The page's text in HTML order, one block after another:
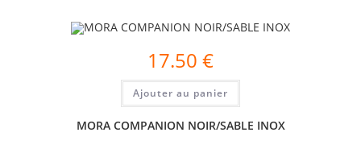
17.50 €
Ajouter au panier
MORA COMPANION NOIR/SABLE INOX